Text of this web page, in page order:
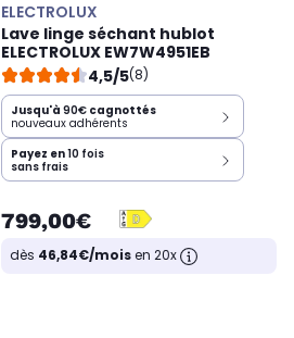
ELECTROLUX
Lave linge séchant hublot
ELECTROLUX EW7W4951EB
4,5/5(8)
Jusqu'à 90€ cagnottés
nouveaux adhérents
Payez en10 fois
sans frais
799,00€
dès 46,84€/moisen 20x